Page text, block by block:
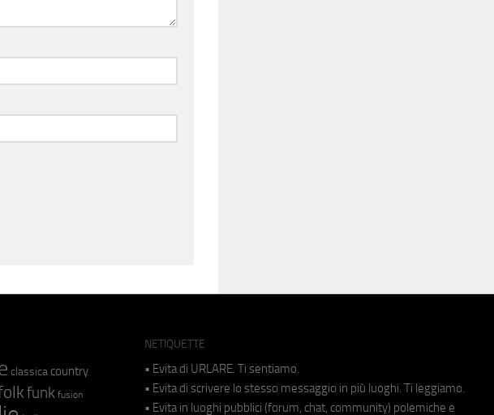
classica country
funk fusion
NETIQUETTE
• Evita di URLARE. Ti sentiamo.
• Evita di scrivere lo stesso messaggio in più luoghi. Ti leggiamo.
• Evita in luoghi pubblici (forum, chat, community) polemiche e